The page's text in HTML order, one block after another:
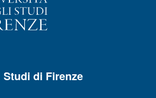
di Firenze